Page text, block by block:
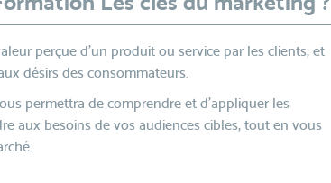
perçue d’un produit ou service par les clients, et
désirs des consommateurs.
permettra de comprendre et d'appliquer les
aux besoins de vos audiences cibles, tout en vous